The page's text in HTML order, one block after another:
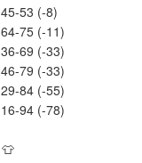
45-53 (-8)
64-75 (-11)
36-69 (-33)
46-79 (-33)
29-84 (-55)
16-94 (-78)
👕